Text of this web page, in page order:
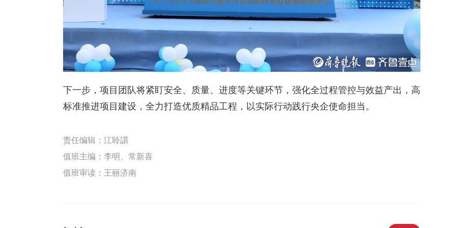
下一步，项目团队将紧盯安全、质量、进度等关键环节，强化全过程管控与效益产出，高
标准推进项目建设，全力打造优质精品工程，以实际行动践行央企使命担当。
责任编辑：江聆譞
值班主编： 李明、 常新喜
值班审读：王丽济南